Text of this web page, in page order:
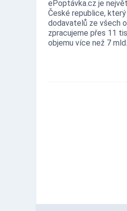
ePoptávka.cz je
České republice,
dodavatelů ze všech
zpracujeme přes 11
objemu více než 7